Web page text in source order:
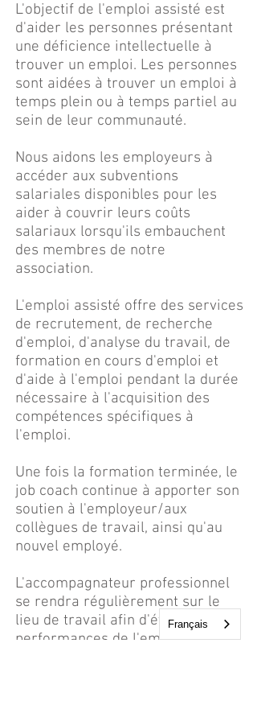
L'objectif de l'emploi assisté est
d'aider les personnes présentant
une déficience intellectuelle à
trouver un emploi. Les personnes
sont aidées à trouver un emploi à
temps plein ou à temps partiel au
sein de leur communauté.
Nous aidons les employeurs à
accéder aux subventions
salariales disponibles pour les
aider à couvrir leurs coûts
salariaux lorsqu'ils embauchent
des membres de notre
association.
L'emploi assisté offre des services
de recrutement, de recherche
d'emploi, d'analyse du travail, de
formation en cours d'emploi et
d'aide à l'emploi pendant la durée
nécessaire à l'acquisition des
compétences spécifiques à
l'emploi.
Une fois la formation terminée, le
job coach continue à apporter son
soutien à l'employeur/aux
collègues de travail, ainsi qu'au
nouvel employé.
L'accompagnateur professionnel
se rendra régulièrement sur le
lieu de travail afin d'évaluer les
performances de l'employé et de
Français